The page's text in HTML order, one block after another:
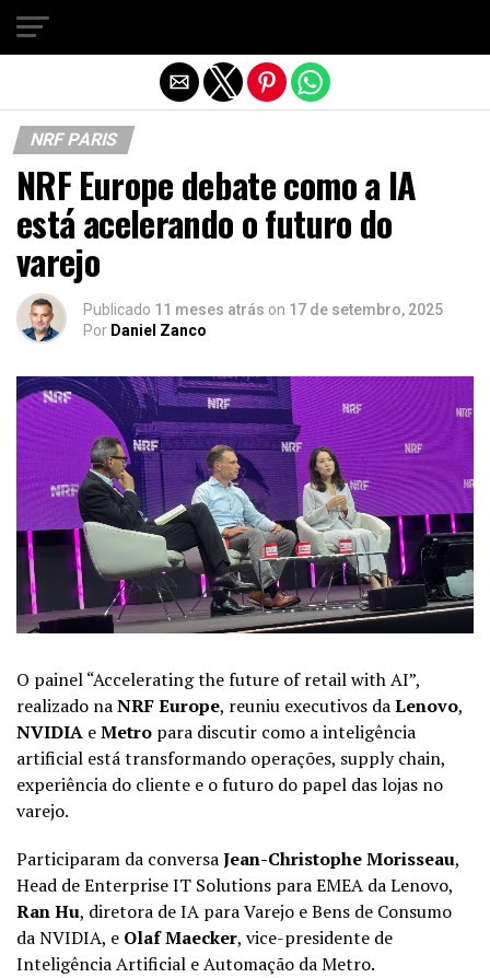
NRF PARIS
NRF Europe debate como a IA
está acelerando o futuro do
varejo
Publicado 11 meses atrás on 17 de setembro, 2025
Por Daniel Zanco
O painel“Accelerating the future of retail with AI”,
realizado naNRF Europe, reuniu executivos daLenovo,
NVIDIA eMetro para discutir como a inteligência
artificial está transformando operações, supply chain,
experiência do cliente e o futuro do papel das lojas no
varejo.
Participaram da conversaJean-Christophe Morisseau,
Head de Enterprise IT Solutions para EMEA da Lenovo,
Ran Hu, diretora de IA para Varejo e Bens de Consumo
da NVIDIA, e Olaf Maecker, vice-presidente de
Inteligência Artificial e Automação da Metro.